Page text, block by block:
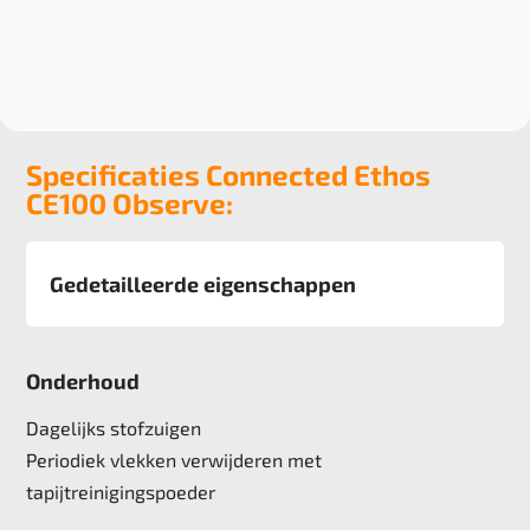
Specificaties Connected Ethos
CE100 Observe:
Gedetailleerde eigenschappen
Pool
Poolgewicht
624 g/m2
Onderhoud
Dagelijks stofzuigen
Periodiek vlekken verwijderen met
tapijtreinigingspoeder